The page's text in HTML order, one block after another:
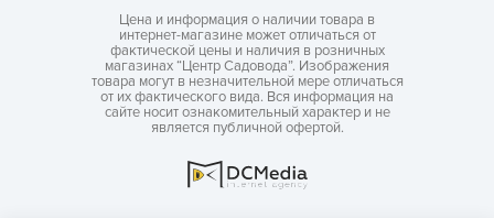
Цена и информация о наличии товара в
интернет-магазине может отличаться от
фактической цены и наличия в розничных
магазинах “Центр Садовода”. Изображения
товара могут в незначительной мере отличаться
от их фактического вида. Вся информация на
сайте носит ознакомительный характер и не
является публичной офертой.